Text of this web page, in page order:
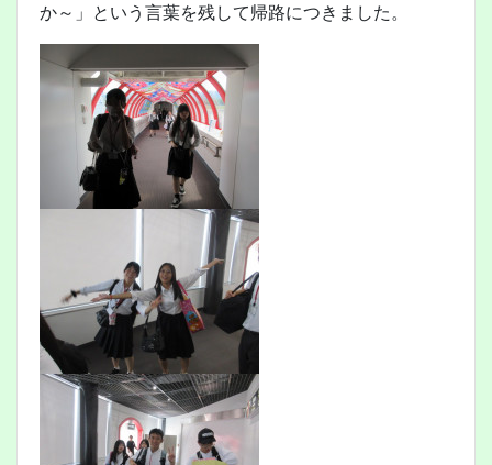
か～」という言葉を残して帰路につきました。